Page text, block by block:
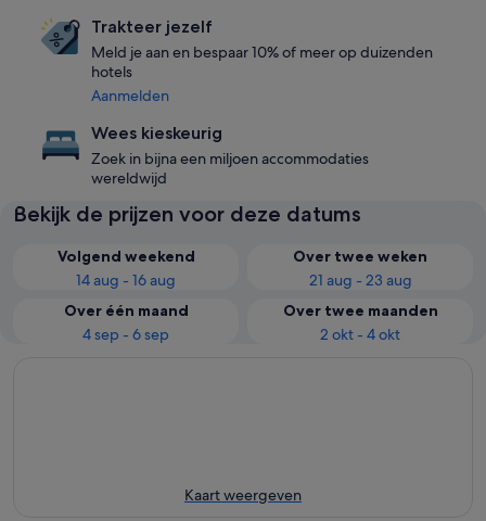
Trakteer jezelf
Meld je aan en bespaar 10% of meer op duizenden
hotels
Aanmelden
Wees kieskeurig
Zoek in bijna een miljoen accommodaties
wereldwijd
Bekijk de prijzen voor deze datums
Volgend weekend
14 aug - 16 aug
Over twee weken
21 aug - 23 aug
Over één maand
4 sep - 6 sep
Over twee maanden
2 okt - 4 okt
Kaart weergeven